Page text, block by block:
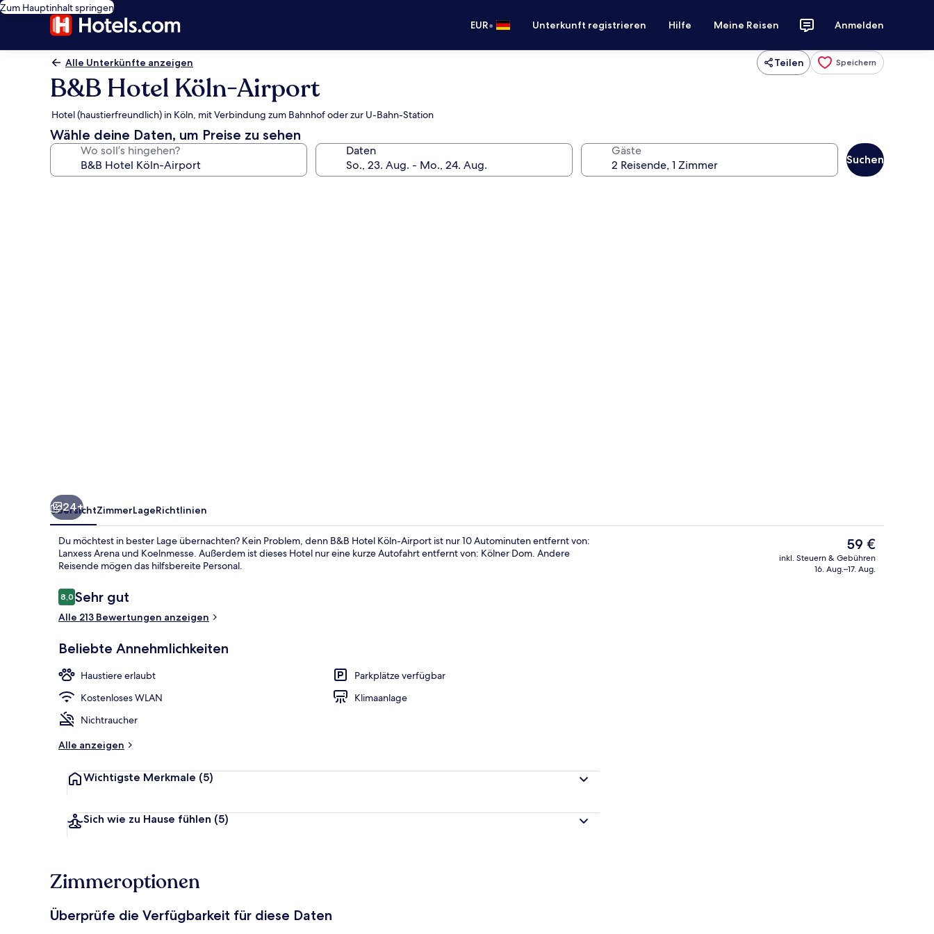
Zum Hauptinhalt springen
EUR• Unterkunft registrieren Hilfe Meine Reisen Anmelden
Alle Unterkünfte anzeigen Teilen Speichern
B&B Hotel Köln-Airport
Hotel (haustierfreundlich) in Köln, mit Verbindung zum Bahnhof oder zur U-Bahn-Station
Wähle deine Daten, um Preise zu sehen
Wo soll’s hingehen? Daten Gäste
Suchen
Außenbereich
24+
ÜbersichtZimmerLageRichtlinien
Du möchtest in bester Lage übernachten? Kein Problem, denn B&B Hotel Köln-Airport ist nur 10 Autominuten entfernt von:
Lanxess Arena und Koelnmesse. Außerdem ist dieses Hotel nur eine kurze Autofahrt entfernt von: Kölner Dom. Andere
Reisende mögen das hilfsbereite Personal.
Bewertungen
8,08,0 von 10.
Sehr gut
Alle 213 Bewertungen anzeigen
Beliebte Annehmlichkeiten
Haustiere erlaubt
Parkplätze verfügbar
Kostenloses WLAN
Klimaanlage
Nichtraucher
Alle anzeigen
Wichtigste Merkmale (5)
Sich wie zu Hause fühlen (5)
Der
aktuelle
Preis
59 €
inkl. Steuern & Gebühren
16. Aug.–17. Aug.
Zimmeroptionen
Überprüfe die Verfügbarkeit für diese Daten